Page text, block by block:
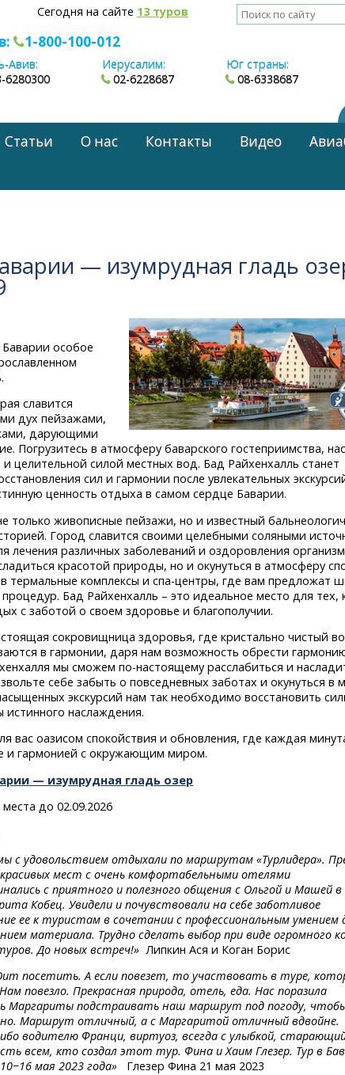
Сегодня на сайте 13 туров
1-800-100-012
Авив:
6280300
Иерусалим:
02-6228687
Юг страны:
08-6338687
Статьи О нас Контакты Видео
— изумрудная гладь
особое
славится
дух пейзажами,
дарующими
Погрузитесь в атмосферу баварского гостеприимства,
целительной силой местных вод. Бад Райхенхалль станет
сил и гармонии после увлекательных
ценность отдыха в самом сердце Баварии.
только живописные пейзажи, но и известный
Город славится своими целебными соляными
лечения различных заболеваний и оздоровления
красотой природы, но и окунуться в атмосферу
термальные комплексыи спа-центры, где вам предложат
Бад Райхенхалль – это идеальное место для тех,
с заботой о своем здоровье и благополучии.
сокровищница здоровья, где кристально чистый
в гармонии, даря нам возможность обрести
мы сможемпо-настоящему расслабиться и
себе забыть о повседневных заботах и окунуться в
экскурсий нам так необходимо восстановить
наслаждения.
вас оазисом спокойствия и обновления, где каждая
и гармонией с окружающим миром.
— изумрудная гладь озер
местадо 02.09.2026
с удовольствием отдыхали по маршрутам «Турлидера».
мест с очень комфортабельными отелями
с приятногои полезногообщенияс Ольгойи Машейв
Кобец. Увидели и почувствовали на себе заботливое
ее к туристам в сочетании с профессиональным умением
материала. Трудно сделать выбор при виде огромного
До новых встреч!» Липкин Ася и Коган Борис
посетить. А если повезет, то участвовать в туре,
повезло. Прекрасная природа, отель, еда. Нас поразила
Маргариты подстраивать наш маршрут под погоду,
Маршрут отличный, а с Маргаритой отличный вдвойне.
водителю Франци, виртуоз, всегда с улыбкой,
всем, кто создал этот тур. Фина и Хаим Глезер. Тур в
мая 2023 года» Глезер Фина 21 мая 2023